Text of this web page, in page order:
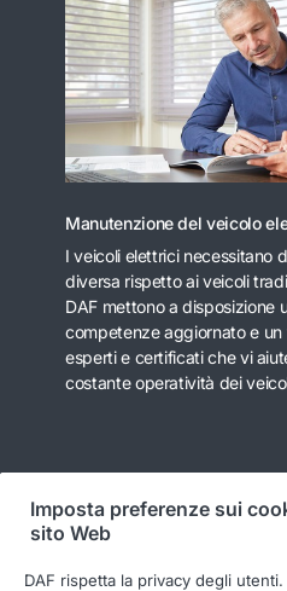
Manutenzione del veicolo
I veicoli elettrici necessitano
diversa rispetto ai veicoli
DAF mettono a disposizione
competenze aggiornato e un
esperti e certificati che vi
costante operatività dei
Imposta preferenze sui
sito Web
DAF rispetta la privacy degli